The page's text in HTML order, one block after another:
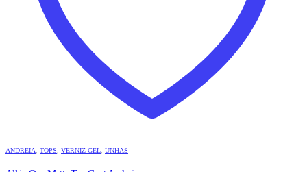
ANDREIA TOPS VERNIZ GEL UNHAS